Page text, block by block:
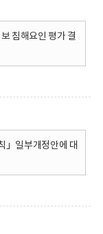
침해요인 평가 결
」일부개정안에 대